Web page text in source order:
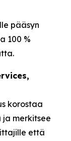
pääsyn
100 %
korostaa
ja merkitsee
että